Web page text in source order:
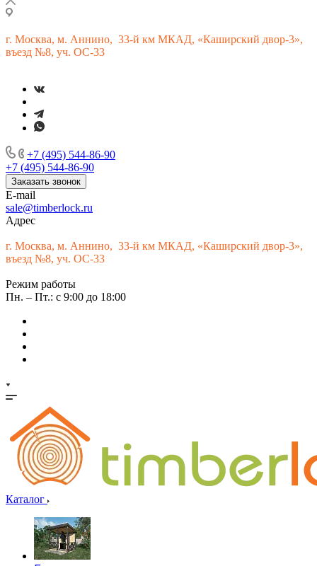
г. Москва, м. Аннино, 33-й км МКАД, «Каширский двор-3»,
въезд №8, уч. ОС-33
+7 (495) 544-86-90
+7 (495) 544-86-90
Заказать звонок
E-mail
sale@timberlock.ru
Адрес
г. Москва, м. Аннино, 33-й км МКАД, «Каширский двор-3»,
въезд №8, уч. ОС-33
Режим работы
Пн. – Пт.: с 9:00 до 18:00
Каталог